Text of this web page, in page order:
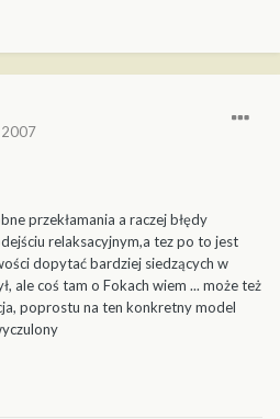
2007
przekłamania a raczej błędy
relaksacyjnym,a tez po to jest
dopytać bardziej siedzących w
ale coś tam o Fokach wiem ... może też
poprostu na ten konkretny model